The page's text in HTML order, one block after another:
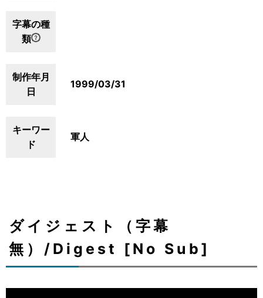
字幕の種
類
制作年月
日
1999/03/31
キーワー
ド
軍人
ダイジェスト（字幕
無）/Digest [No Sub]